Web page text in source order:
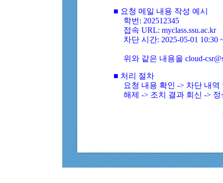
■ 요청 메일 내용 작성 예시
학번: 202512345
접속 URL: myclass.ssu.ac.kr
차단 시간: 2025-05-01 10:30
위와 같은 내용을 cloud-
■ 처리 절차
요청 내용 확인 -> 차단 내
해제 -> 조치 결과 회신 ->